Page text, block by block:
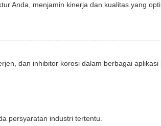
Anda, menjamin kinerja dan kualitas yang
dan inhibitor korosi dalam berbagai aplikasi
persyaratan industri tertentu.